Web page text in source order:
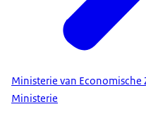
Ministerie van Economische
Ministerie